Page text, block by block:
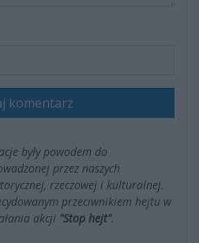
komentarz
były powodem do
przez naszych
rzeczowej i kulturalnej.
przeciwnikiem hejtu w
akcji "Stop hejt".